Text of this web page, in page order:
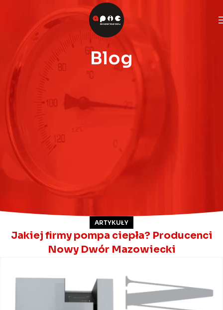
Blog
ARTYKUŁY
Jakiej firmy pompa ciepła? Producenci
Nowy Dwór Mazowiecki